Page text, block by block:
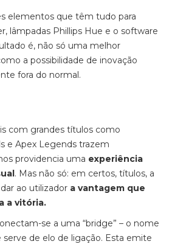
elementos que têm tudo para
lâmpadas Phillips Hue e o software
é, não só uma melhor
a possibilidade de inovação
fora do normal.
com grandes títulos como
e Apex Legends trazem
providencia uma experiência
. Mas não só: em certos, títulos, a
ao utilizador a vantagem que
a vitória.
se a uma “bridge” – o nome
serve de elo de ligação. Esta emite